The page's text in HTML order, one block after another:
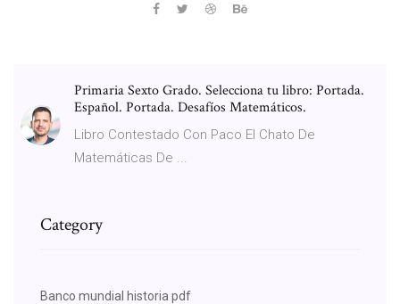
Primaria Sexto Grado. Selecciona tu libro: Portada.
Español. Portada. Desafíos Matemáticos.
Libro Contestado Con Paco El Chato De
Matemáticas De ...
Category
Banco mundial historia pdf